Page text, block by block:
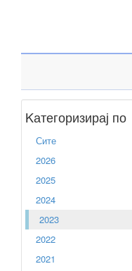
Kатегоризирај по
Сите
2026
2025
2024
2023
2022
2021